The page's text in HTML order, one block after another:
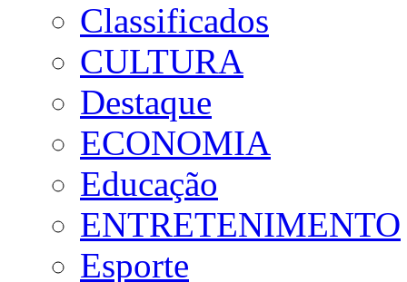
Classificados
CULTURA
Destaque
ECONOMIA
Educação
ENTRETENIMENTO
Esporte